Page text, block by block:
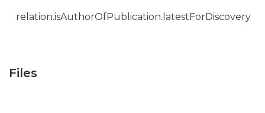
relation.isAuthorOfPublication.latestForDiscovery
Files